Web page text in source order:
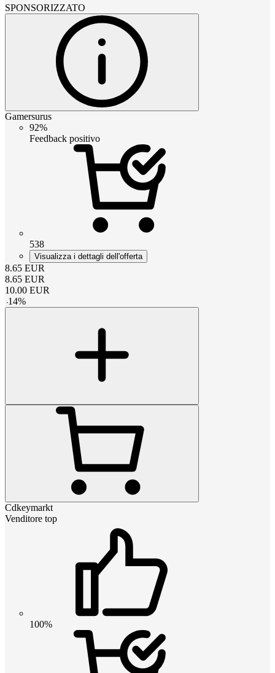
SPONSORIZZATO
Gamersurus
92%
Feedback positivo
538
Visualizza i dettagli dell'offerta
8.65 EUR
8.65 EUR
10.00 EUR
-14%
Cdkeymarkt
Venditore top
100%